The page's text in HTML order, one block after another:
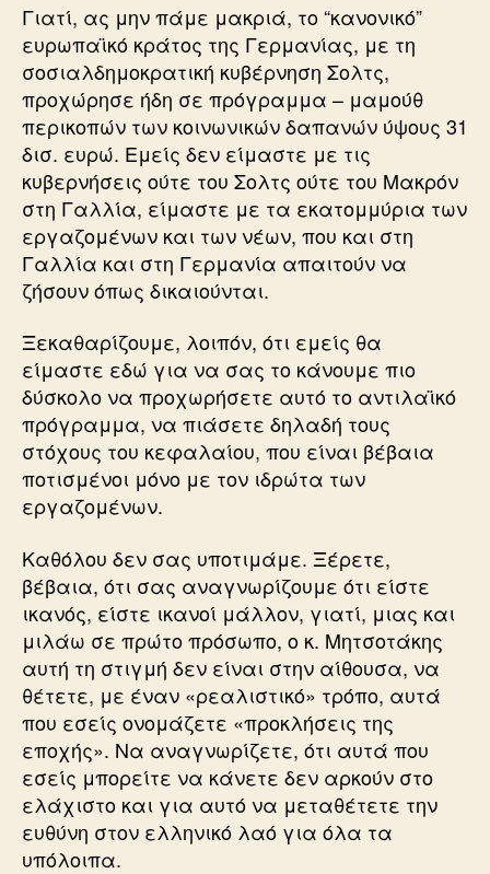
Γιατί, ας μην πάμε μακριά, το “κανονικό”
ευρωπαϊκό κράτος της Γερμανίας, με τη
σοσιαλδημοκρατική κυβέρνηση Σολτς,
προχώρησε ήδη σε πρόγραμμα – μαμούθ
περικοπών των κοινωνικών δαπανών ύψους 31
δισ. ευρώ. Εμείς δεν είμαστε με τις
κυβερνήσεις ούτε του Σολτς ούτε του Μακρόν
στη Γαλλία, είμαστε με τα εκατομμύρια των
εργαζομένων και των νέων, που και στη
Γαλλία και στη Γερμανία απαιτούν να
ζήσουν όπως δικαιούνται.
Ξεκαθαρίζουμε, λοιπόν, ότι εμείς θα
είμαστε εδώ για να σας το κάνουμε πιο
δύσκολο να προχωρήσετε αυτό το αντιλαϊκό
πρόγραμμα, να πιάσετε δηλαδή τους
στόχους του κεφαλαίου, που είναι βέβαια
ποτισμένοι μόνο με τον ιδρώτα των
εργαζομένων.
Καθόλου δεν σας υποτιμάμε. Ξέρετε,
βέβαια, ότι σας αναγνωρίζουμε ότι είστε
ικανός, είστε ικανοί μάλλον, γιατί, μιας και
μιλάω σε πρώτο πρόσωπο, ο κ. Μητσοτάκης
αυτή τη στιγμή δεν είναι στην αίθουσα, να
θέτετε, με έναν «ρεαλιστικό» τρόπο, αυτά
που εσείς ονομάζετε «προκλήσεις της
εποχής». Να αναγνωρίζετε, ότι αυτά που
εσείς μπορείτε να κάνετε δεν αρκούν στο
ελάχιστο και για αυτό να μεταθέτετε την
ευθύνη στον ελληνικό λαό για όλα τα
υπόλοιπα.